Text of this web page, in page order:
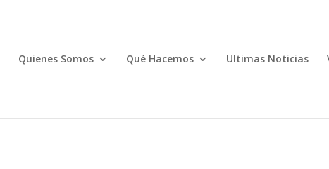
Quienes Somos Qué Hacemos Ultimas Noticias